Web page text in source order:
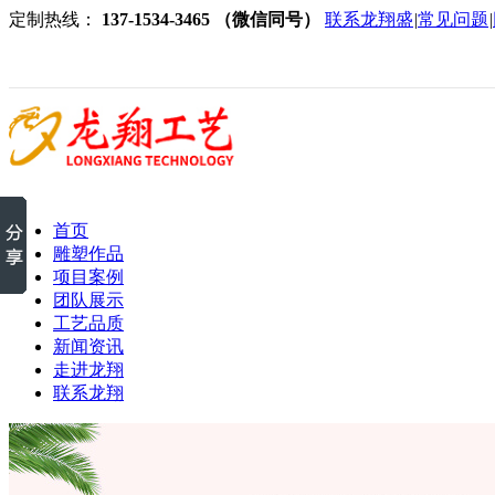
定制热线： 137-1534-3465 （微信同号） 联系龙翔盛|常见问题|
首页
雕塑作品
项目案例
团队展示
工艺品质
新闻资讯
走进龙翔
联系龙翔